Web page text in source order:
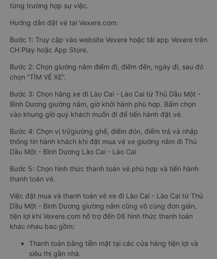
từng trường hợp sự việc.
Hướng dẫn đặt vé tại Vexere.com:
Bước 1: Truy cập vào website Vexere hoặc tải app Vexere trên
CH Play hoặc App Store.
Bước 2: Chọn giường nằm điểm đi, điểm đến, ngày đi, sau đó
chọn “TÌM VÉ XE”.
Bước 3: Chọn hãng xe đi Lào Cai - Lào Cai từ Thủ Dầu Một -
Bình Dương giường nằm, giờ khởi hành phù hợp. Bấm chọn
vào khung giờ quý khách muốn đi để tiến hành đặt vé.
Bước 4: Chọn vị trí/giường ghế, điểm đón, điểm trả và nhập
thông tin hành khách khi đặt mua vé xe giường nằm đi Thủ
Dầu Một - Bình Dương Lào Cai - Lào Cai
Bước 5: Chọn hình thức thanh toán vé phù hợp và tiến hành
thanh toán vé.
Việc đặt mua và thanh toán vé xe đi Lào Cai - Lào Cai từ Thủ
Dầu Một - Bình Dương giường nằm cũng vô cùng đơn giản,
tiện lợi khi Vexere.com hỗ trợ đến 06 hình thức thanh toán
khác nhau bao gồm:
Thanh toán bằng tiền mặt tại các cửa hàng tiện lợi và
siêu thị gần nhà.